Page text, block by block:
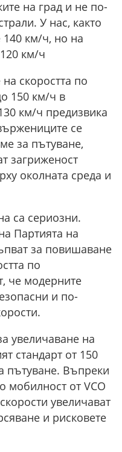
на град и не по-
У нас, както
140 км/ч, но на
км/ч
скоростта по
150 км/ч в
км/ч предизвика
се
за пътуване,
загриженост
околната среда и
са сериозни.
Партията на
за повишаване
по
че модерните
и по-
увеличаване на
стандарт от 150
пътуване. Въпреки
мобилност от VCO
увеличават
и рисковете